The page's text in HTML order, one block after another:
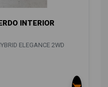
INTERIOR
ELEGANCE 2WD